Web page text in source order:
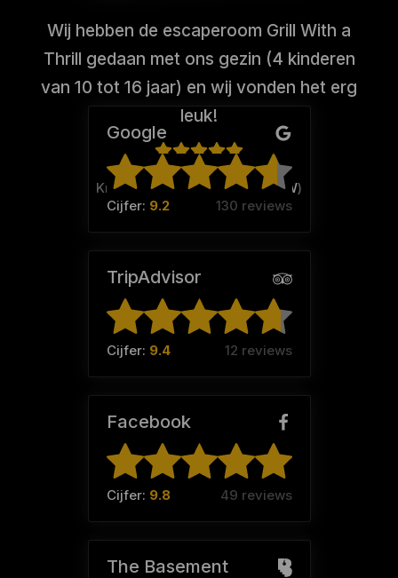
Wij hebben de escaperoom Grill With a
Thrill gedaan met ons gezin (4 kinderen
van 10 tot 16 jaar) en wij vonden het erg
leuk!
Krista Blok (Team: Familie BZW)
Google
Cijfer: 9.2 130 reviews
TripAdvisor
Cijfer: 9.4 12 reviews
Facebook
Cijfer: 9.8 49 reviews
The Basement